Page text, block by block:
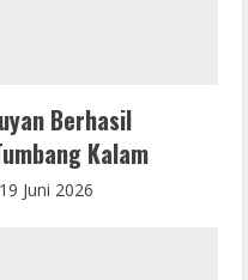
Berhasil
Kalam
19 Juni 2026